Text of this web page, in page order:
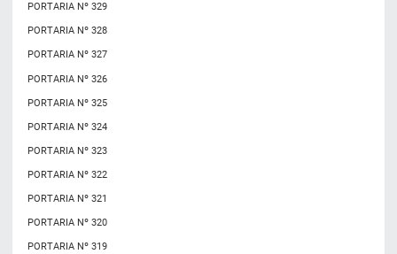
PORTARIA Nº 329
PORTARIA Nº 328
PORTARIA Nº 327
PORTARIA Nº 326
PORTARIA Nº 325
PORTARIA Nº 324
PORTARIA Nº 323
PORTARIA Nº 322
PORTARIA Nº 321
PORTARIA Nº 320
PORTARIA Nº 319